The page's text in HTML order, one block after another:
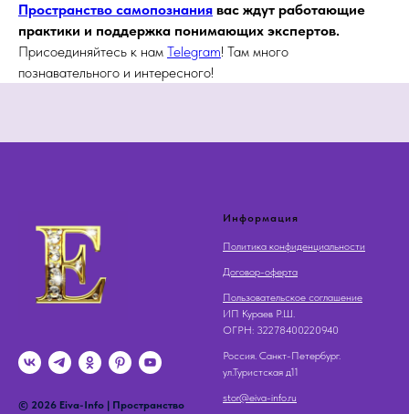
Пространство самопознания вас ждут работающие
практики и поддержка понимающих экспертов.
Присоединяйтесь к нам Telegram! Там много
познавательного и интересного!
© 2026 Eiva-Info | Пространство
Информация
Политика конфиденциальности
Договор-оферта
Пользовательское соглашение
ИП Кураев Р.Ш.
OГРН: 32278400220940
Россия. Санкт-Петербург.
ул.Туристская д11
stor@eiva-info.ru